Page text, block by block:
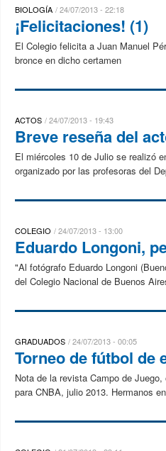
BIOLOGÍA 24/07/2013 - 22:18
¡Felicitaciones! (1)
El Colegio felicita a Juan Manuel
bronce en dicho certamen
ACTOS 24/07/2013 - 19:43
Breve reseña del
El miércoles 10 de Julio se realizó
organizado por las profesoras del
COLEGIO 24/07/2013 - 13:00
Eduardo Longoni,
"Al fotógrafo Eduardo Longoni
del Colegio Nacional de Buenos
GRADUADOS 24/07/2013 - 00:05
Torneo de fútbol de
Nota de la revista Campo de
para CNBA, julio 2013. Hermanos